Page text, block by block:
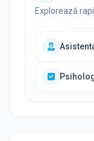
Explorează